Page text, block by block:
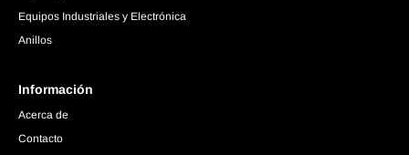
Equipos Industriales y Electrónica
Anillos
Información
Acerca de
Contacto